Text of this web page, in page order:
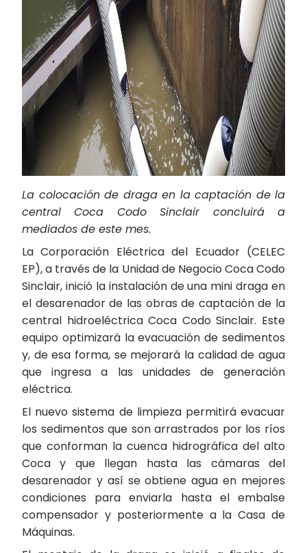
La colocación de draga en la captación de la
central Coca Codo Sinclair concluirá a
mediados de este mes.
La Corporación Eléctrica del Ecuador (CELEC
EP), a través de la Unidad de Negocio Coca Codo
Sinclair, inició la instalación de una mini draga en
el desarenador de las obras de captación de la
central hidroeléctrica Coca Codo Sinclair. Este
equipo optimizará la evacuación de sedimentos
y, de esa forma, se mejorará la calidad de agua
que ingresa a las unidades de generación
eléctrica.
El nuevo sistema de limpieza permitirá evacuar
los sedimentos que son arrastrados por los ríos
que conforman la cuenca hidrográfica del alto
Coca y que llegan hasta las cámaras del
desarenador y así se obtiene agua en mejores
condiciones para enviarla hasta el embalse
compensador y posteriormente a la Casa de
Máquinas.